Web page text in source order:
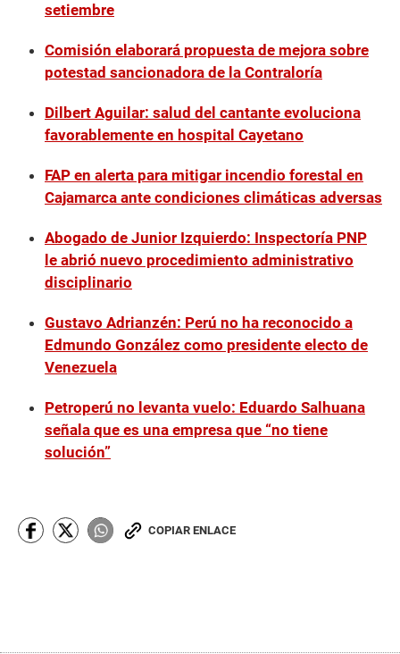
setiembre
Comisión elaborará propuesta de mejora sobre
potestad sancionadora de la Contraloría
Dilbert Aguilar: salud del cantante evoluciona
favorablemente en hospital Cayetano
FAP en alerta para mitigar incendio forestal en
Cajamarca ante condiciones climáticas adversas
Abogado de Junior Izquierdo: Inspectoría PNP
le abrió nuevo procedimiento administrativo
disciplinario
Gustavo Adrianzén: Perú no ha reconocido a
Edmundo González como presidente electo de
Venezuela
Petroperú no levanta vuelo: Eduardo Salhuana
señala que es una empresa que “no tiene
solución”
COPIAR ENLACE